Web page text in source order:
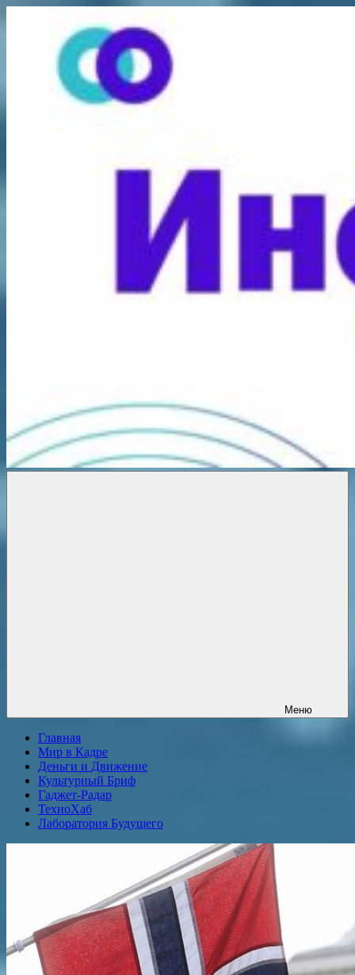
содержимому
Меню
Главная
Мир в Кадре
Деньги и Движение
Культурный Бриф
Гаджет-Радар
ТехноХаб
Лаборатория Будущего